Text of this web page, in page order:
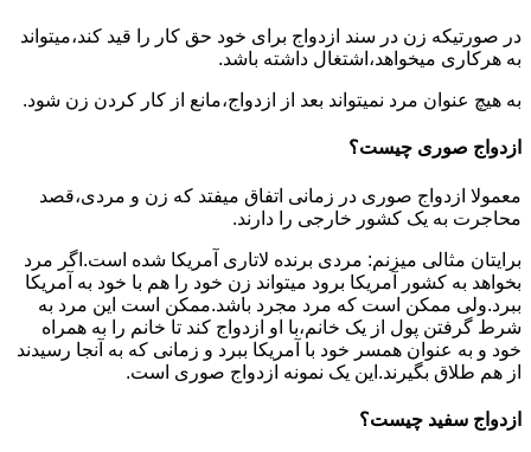
در صورتیکه زن در سند ازدواج برای خود حق کار را قید کند،میتواند
به هرکاری میخواهد،اشتغال داشته باشد.
به هیچ عنوان مرد نمیتواند بعد از ازدواج،مانع از کار کردن زن شود.
ازدواج صوری چیست؟
معمولا ازدواج صوری در زمانی اتفاق میفتد که زن و مردی،قصد
محاجرت به یک کشور خارجی را دارند.
برایتان مثالی میزنم: مردی برنده لاتاری آمریکا شده است.اگر مرد
بخواهد به کشور آمریکا برود میتواند زن خود را هم با خود به آمریکا
ببرد.ولی ممکن است که مرد مجرد باشد.ممکن است این مرد به
شرط گرفتن پول از یک خانم،با او ازدواج کند تا خانم را به همراه
خود و به عنوان همسر خود با آمریکا ببرد و زمانی که به آنجا رسیدند
از هم طلاق بگیرند.این یک نمونه ازدواج صوری است.
ازدواج سفید چیست؟